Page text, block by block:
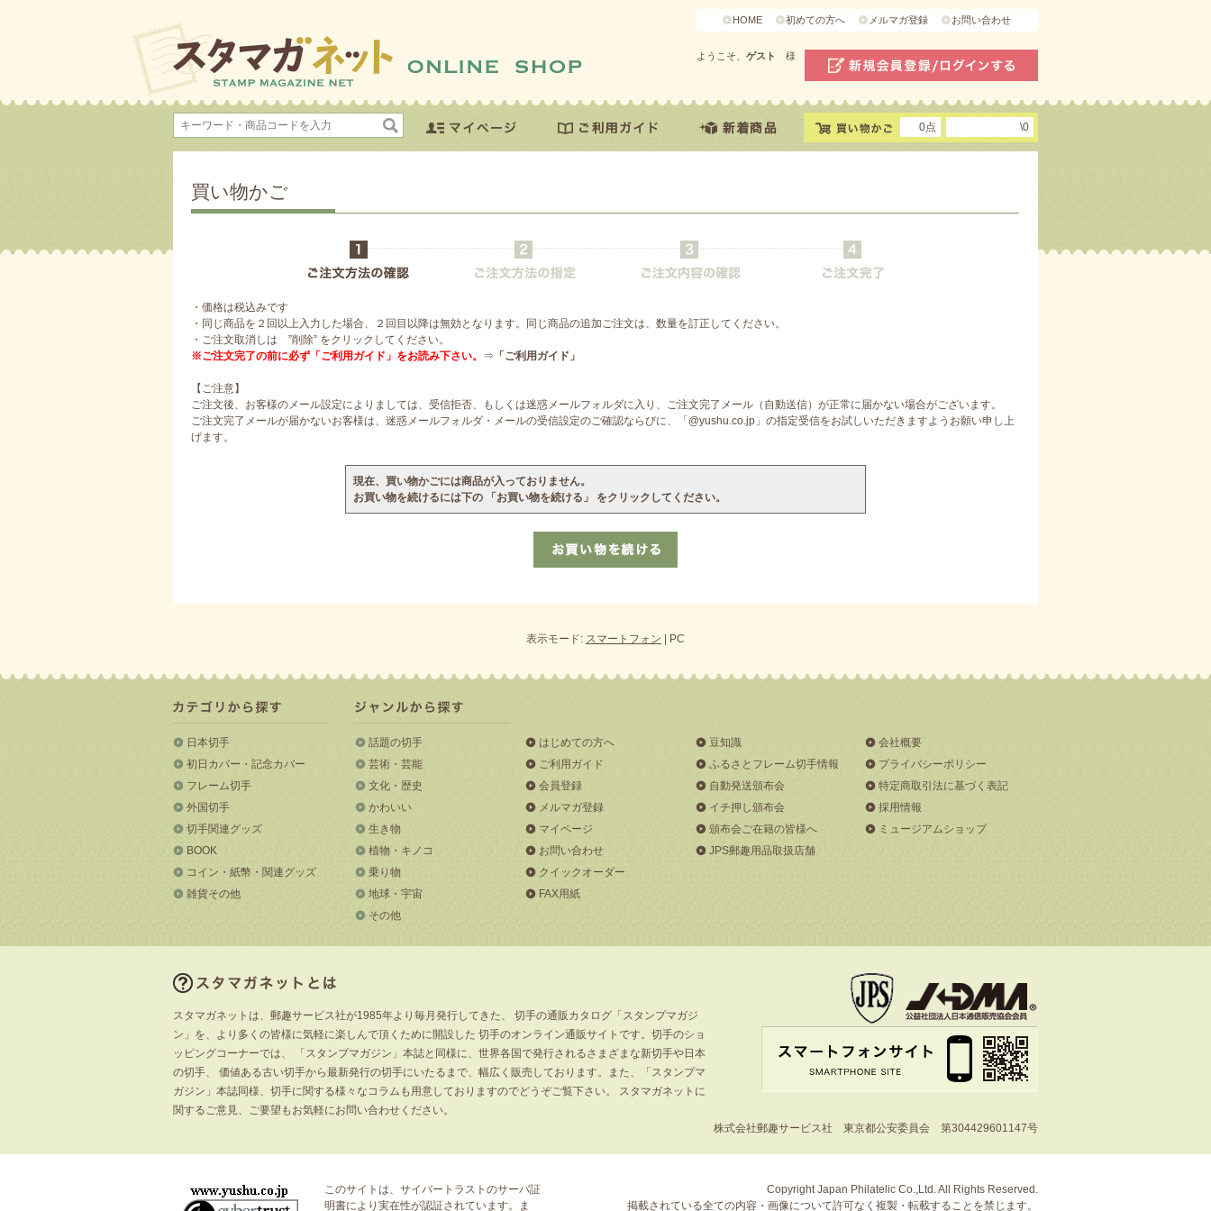
HOME 初めての方へ メルマガ登録 お問い合わせ
ようこそ、 ゲスト 様
0点 \0
買い物かご
・価格は税込みです
・同じ商品を２回以上入力した場合、２回目以降は無効となります。同じ商品の追加ご注文は、数量を訂正してください。
・ご注文取消しは ”削除” をクリックしてください。
※ご注文完了の前に必ず「ご利用ガイド」をお読み下さい。 ⇒ 「ご利用ガイド」
【ご注意】
ご注文後、お客様のメール設定によりましては、受信拒否、もしくは迷惑メールフォルダに入り、ご注文完了メール（自動送信）が正常に届かない場合がございます。
ご注文完了メールが届かないお客様は、迷惑メールフォルダ・メールの受信設定のご確認ならびに、「@yushu.co.jp」の指定受信をお試しいただきますようお願い申し上
げます。
現在、買い物かごには商品が入っておりません。
お買い物を続けるには下の 「お買い物を続ける」 をクリックしてください。
表示モード: スマートフォン | PC
日本切手
初日カバー・記念カバー
フレーム切手
外国切手
切手関連グッズ
BOOK
コイン・紙幣・関連グッズ
雑貨その他
話題の切手
芸術・芸能
文化・歴史
かわいい
生き物
植物・キノコ
乗り物
地球・宇宙
その他
はじめての方へ
ご利用ガイド
会員登録
メルマガ登録
マイページ
お問い合わせ
クイックオーダー
FAX用紙
豆知識
ふるさとフレーム切手情報
自動発送頒布会
イチ押し頒布会
頒布会ご在籍の皆様へ
JPS郵趣用品取扱店舗
会社概要
プライバシーポリシー
特定商取引法に基づく表記
採用情報
ミュージアムショップ
スタマガネットは、郵趣サービス社が1985年より毎月発行してきた、 切手の通販カタログ「スタンプマガジ
ン」を、より多くの皆様に気軽に楽しんで頂くために開設した 切手のオンライン通販サイトです。切手のショ
ッピングコーナーでは、 「スタンプマガジン」本誌と同様に、世界各国で発行されるさまざまな新切手や日本
の切手、 価値ある古い切手から最新発行の切手にいたるまで、幅広く販売しております。また、「スタンプマ
ガジン」本誌同様、切手に関する様々なコラムも用意しておりますのでどうぞご覧下さい。 スタマガネットに
関するご意見、ご要望もお気軽にお問い合わせください。
株式会社郵趣サービス社 東京都公安委員会 第304429601147号
このサイトは、サイバートラストのサーバ証
明書により実在性が認証されています。ま
Copyright Japan Philatelic Co.,Ltd. All Rights Reserved.
掲載されている全ての内容・画像について許可なく複製・転載することを禁じます。